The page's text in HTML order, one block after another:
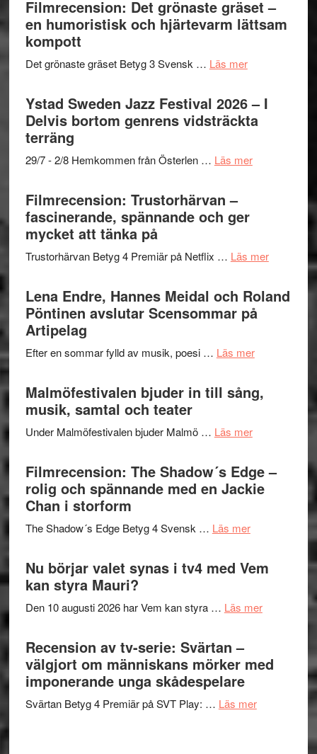
Vrach
Frankenshtey
med
Mulder
och
Dana
titlar
i
Mehrabi
till
Kulturs
Filmrecension: Det grönaste gräset –
en humoristisk och hjärtevarm lättsam
kompott
Det grönaste gräset Betyg 3 Svensk … Läs merom
Det
grönaste
gräset
en
hjärtevarm
Ystad Sweden Jazz Festival 2026 – I
Delvis bortom genrens vidsträckta
terräng
29/7 - 2/8 Hemkommen från Österlen … Läs merom
–
Delvis
bortom
terräng
Filmrecension: Trustorhärvan –
fascinerande, spännande och ger
mycket att tänka på
Trustorhärvan Betyg 4 Premiär på Netflix … Läs merom
–
Lena Endre, Hannes Meidal och Roland
Pöntinen avslutar Scensommar på
Artipelag
Efter en sommar fylld av musik, poesi … Läs merom
Hannes
Pöntinen
avslutar
Scensommar
Malmöfestivalen bjuder in till sång,
musik, samtal och teater
Under Malmöfestivalen bjuder Malmö … Läs merom
in
till
och
Filmrecension: The Shadow´s Edge –
rolig och spännande med en Jackie
Chan i storform
The Shadow´s Edge Betyg 4 Svensk … Läs merom
Filmrecension:
Shadow
Edge
och
en
Nu börjar valet synas i tv4 med Vem
kan styra Mauri?
Den 10 augusti 2026 har Vem kan styra … Läs merom
valet
synas
Recension av tv-serie: Svärtan –
välgjort om människans mörker med
imponerande unga skådespelare
Svärtan Betyg 4 Premiär på SVT Play: … Läs merom